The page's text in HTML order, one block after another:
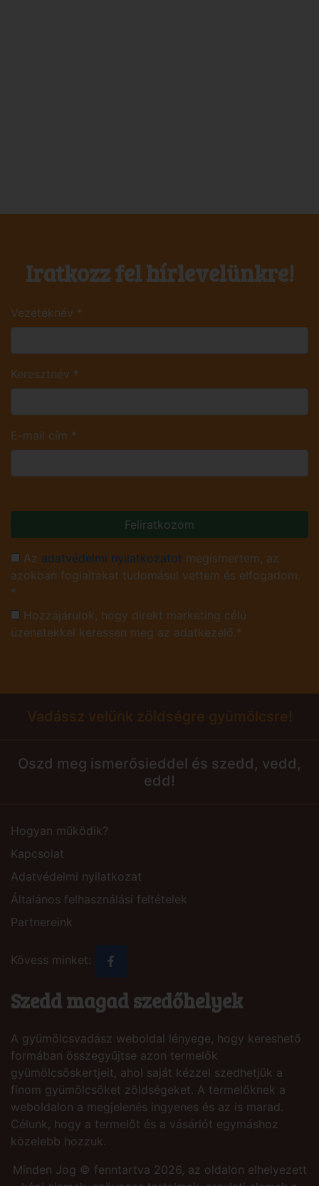
Iratkozz fel hírlevelünkre!
Vezetéknév *
Keresztnév *
E-mail cím *
Feliratkozom
Az adatvédelmi nyilatkozatot megismertem, az
azokban foglaltakat tudomásul vettem és elfogadom.
*
Hozzájárulok, hogy direkt marketing célú
üzenetekkel keressen meg az adatkezelő.*
Vadássz velünk zöldségre gyümölcsre!
Oszd meg ismerősieddel és szedd, vedd,
edd!
Hogyan működik?
Kapcsolat
Adatvédelmi nyilatkozat
Általános felhasználási feltételek
Partnereink
Kövess minket:
Szedd magad szedőhelyek
A gyümölcsvadász weboldal lényege, hogy kereshető
formában összegyűjtse azon termelők
gyümölcsöskertjeit, ahol saját kézzel szedhetjük a
finom gyümölcsöket zöldségeket. A termelőknek a
weboldalon a megjelenés ingyenes és az is marad.
Célunk, hogy a termelőt és a vásárlót egymáshoz
közelebb hozzuk.
Minden Jog © fenntartva 2026, az oldalon elhelyezett